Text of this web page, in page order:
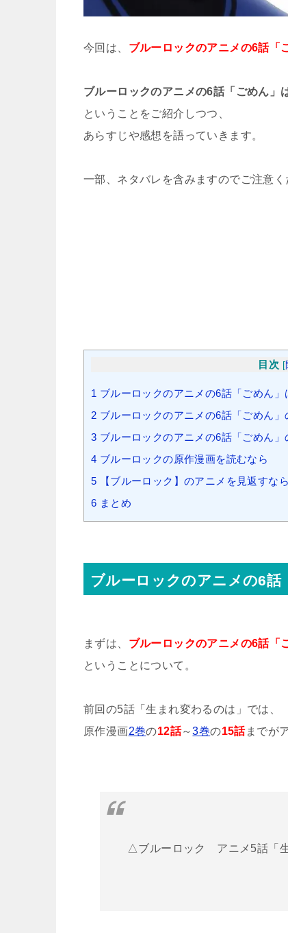
今回は、 ブルーロックのアニメの6話「
ブルーロックのアニメの6話「ごめん」
ということをご紹介しつつ、
あらすじや感想を語っていきます。
一部、ネタバレを含みますのでご注意く
目次 [
1 ブルーロックのアニメの6話「ごめん」
2 ブルーロックのアニメの6話「ごめん
3 ブルーロックのアニメの6話「ごめん」
4 ブルーロックの原作漫画を読むなら
5 【ブルーロック】のアニメを見返すなら
6 まとめ
ブルーロックのアニメの6話
まずは、 ブルーロックのアニメの6話「
ということについて。
前回の5話「生まれ変わるのは」では、
原作漫画2巻の12話～3巻の15話までが
△ブルーロック アニメ5話「